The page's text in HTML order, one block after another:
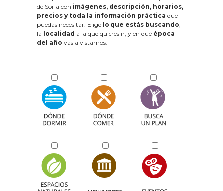
de Soria con imágenes, descripción, horarios,
precios y toda la información práctica que
puedas necesitar. Elige lo que estás buscando,
la localidad a la que quieres ir, y en qué época
del año vas a vistarnos: